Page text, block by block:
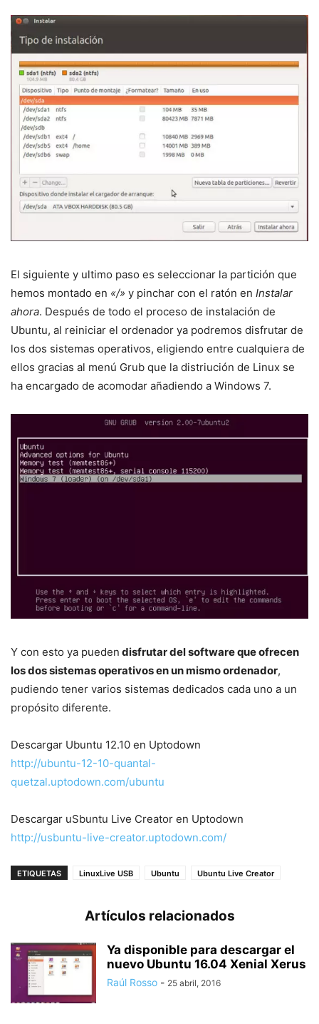
El siguiente y ultimo paso es seleccionar la partición que
hemos montado en «/» y pinchar con el ratón en Instalar
ahora. Después de todo el proceso de instalación de
Ubuntu, al reiniciar el ordenador ya podremos disfrutar de
los dos sistemas operativos, eligiendo entre cualquiera de
ellos gracias al menú Grub que la distriución de Linux se
ha encargado de acomodar añadiendo a Windows 7.
Y con esto ya pueden disfrutar del software que ofrecen
los dos sistemas operativos en un mismo ordenador,
pudiendo tener varios sistemas dedicados cada uno a un
propósito diferente.
Descargar Ubuntu 12.10 en Uptodown
http://ubuntu-12-10-quantal-
quetzal.uptodown.com/ubuntu
Descargar uSbuntu Live Creator en Uptodown
http://usbuntu-live-creator.uptodown.com/
ETIQUETAS LinuxLive USB Ubuntu Ubuntu Live Creator
Artículos relacionados
Ya disponible para descargar el
nuevo Ubuntu 16.04 Xenial Xerus
Raúl Rosso - 25 abril, 2016